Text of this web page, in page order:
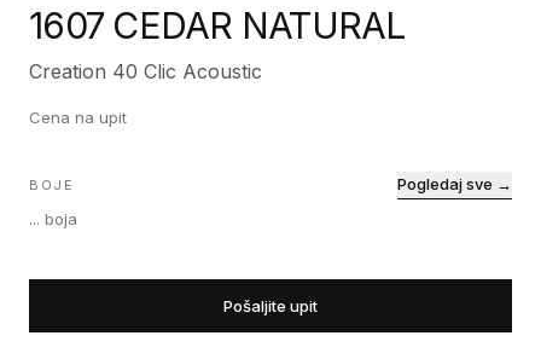
1607 CEDAR NATURAL
Creation 40 Clic Acoustic
Cena na upit
BOJE
... boja
Pogledaj sve →
Pošaljite upit